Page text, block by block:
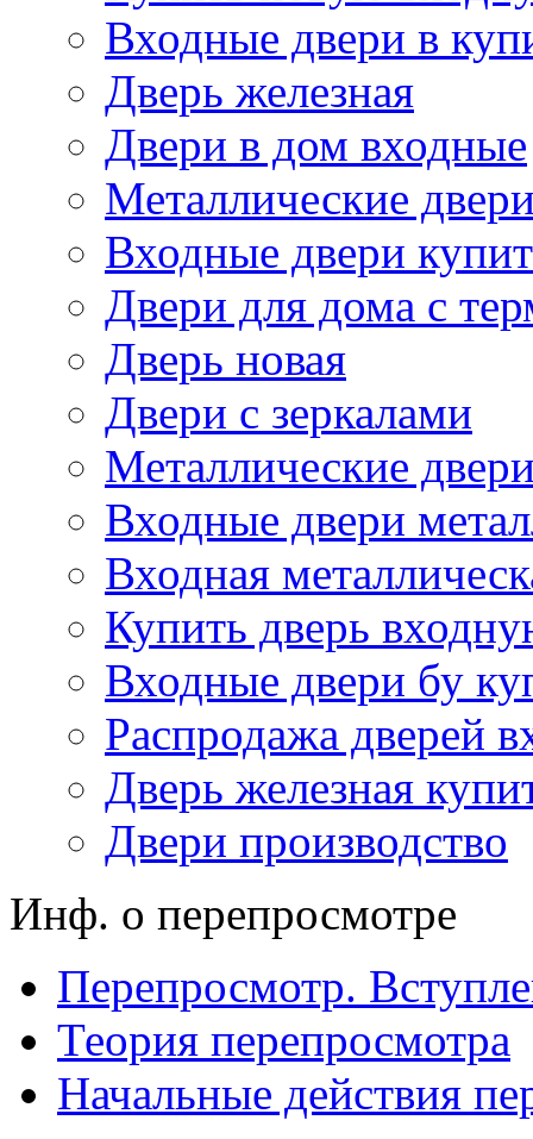
Входные двери в
Дверь железная
Двери в дом входные
Металлические
Входные двери
Двери для дома с
Дверь новая
Двери с зеркалами
Металлические
Входные двери
Входная
Купить дверь
Входные двери бу
Распродажа дверей
Дверь железная
Двери производство
Инф. о перепросмотре
Перепросмотр.
Теория перепросмотра
Начальные действия